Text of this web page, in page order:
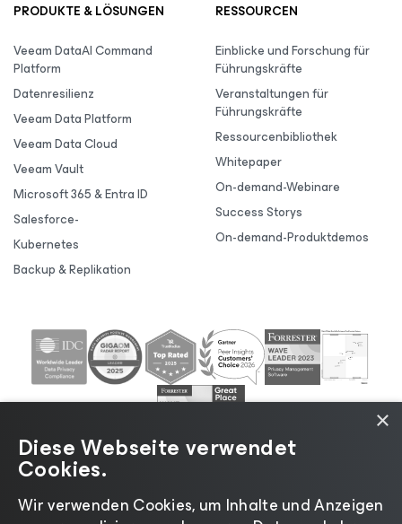
PRODUKTE & LÖSUNGEN
Veeam DataAI Command
Platform
Datenresilienz
Veeam Data Platform
Veeam Data Cloud
Veeam Vault
Microsoft 365 & Entra ID
Salesforce-
Kubernetes
Backup & Replikation
RESSOURCEN
Einblicke und Forschung für
Führungskräfte
Veranstaltungen für
Führungskräfte
Ressourcenbibliothek
Whitepaper
On-demand-Webinare
Success Storys
On-demand-Produktdemos
×
Diese Webseite verwendet
Cookies.
Wir verwenden Cookies, um Inhalte und Anzeigen